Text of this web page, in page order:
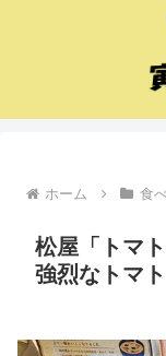
ホーム 食
松屋「トマ
強烈なトマ